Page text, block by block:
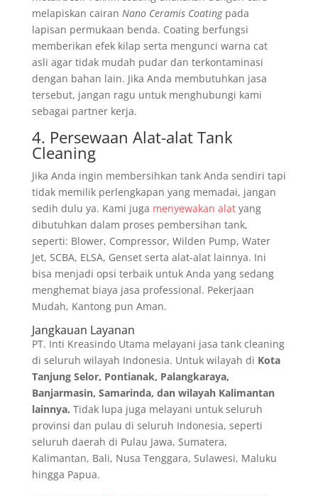
melapiskan cairan Nano Ceramis Coatingpada
lapisan permukaan benda. Coating berfungsi
memberikan efek kilap serta mengunci warna cat
asli agar tidak mudah pudar dan terkontaminasi
dengan bahan lain. Jika Anda membutuhkan jasa
tersebut, jangan ragu untuk menghubungi kami
sebagai partner kerja.
4. Persewaan Alat-alat Tank
Cleaning
Jika Anda ingin membersihkan tank Anda sendiri tapi
tidak memilik perlengkapan yang memadai, jangan
sedih dulu ya. Kami juga menyewakan alatyang
dibutuhkan dalam proses pembersihan tank,
seperti: Blower, Compressor, Wilden Pump, Water
Jet, SCBA, ELSA, Genset serta alat-alat lainnya. Ini
bisa menjadi opsi terbaik untuk Anda yang sedang
menghemat biaya jasa professional. Pekerjaan
Mudah, Kantong pun Aman.
Jangkauan Layanan
PT. Inti Kreasindo Utama melayani jasa tank cleaning
di seluruh wilayah Indonesia. Untuk wilayah di Kota
Tanjung Selor, Pontianak, Palangkaraya,
Banjarmasin, Samarinda, dan wilayah Kalimantan
lainnya. Tidak lupa juga melayani untuk seluruh
provinsi dan pulau di seluruh Indonesia, seperti
seluruh daerah di Pulau Jawa, Sumatera,
Kalimantan, Bali, Nusa Tenggara, Sulawesi, Maluku
hingga Papua.